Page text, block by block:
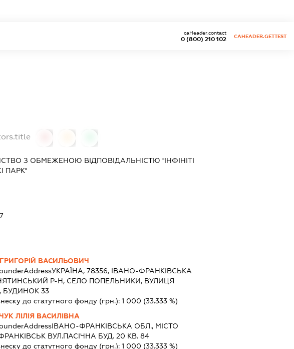
0 (800) 210 102
caHeader.contact
CAHEADER.GETTEST
З ОБМЕЖЕНОЮ ВІДПОВІДАЛЬНІСТЮ''ІНФІНІТІ
ПАРК''
ВАСИЛЬОВИЧ
УКРАЇНА, 78356, ІВАНО-ФРАНКІВСЬКА
Р-Н, СЕЛО ПОПЕЛЬНИКИ, ВУЛИЦЯ
БУДИНОК 33
до статутного фонду (грн.):1 000 (33.333 %)
ЛІЛІЯ ВАСИЛІВНА
ІВАНО-ФРАНКІВСЬКА ОБЛ., МІСТО
ВУЛ.ПАСІЧНА БУД. 20 КВ. 84
до статутного фонду (грн.):1 000 (33.333 %)